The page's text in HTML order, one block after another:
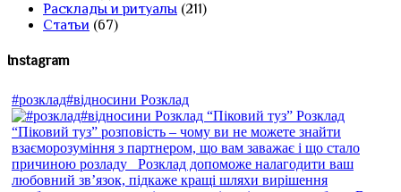
Расклады и ритуалы (211)
Статьи (67)
Instagram
#розклад#відносини Розклад